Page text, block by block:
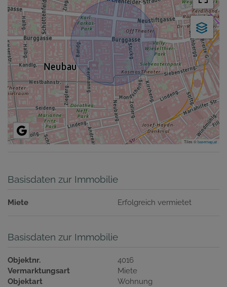
Tiles ©basemap.at
Basisdaten zur Immobilie
Miete Erfolgreich vermietet
Basisdaten zur Immobilie
Objektnr.
4016
Vermarktungsart
Miete
Objektart
Wohnung